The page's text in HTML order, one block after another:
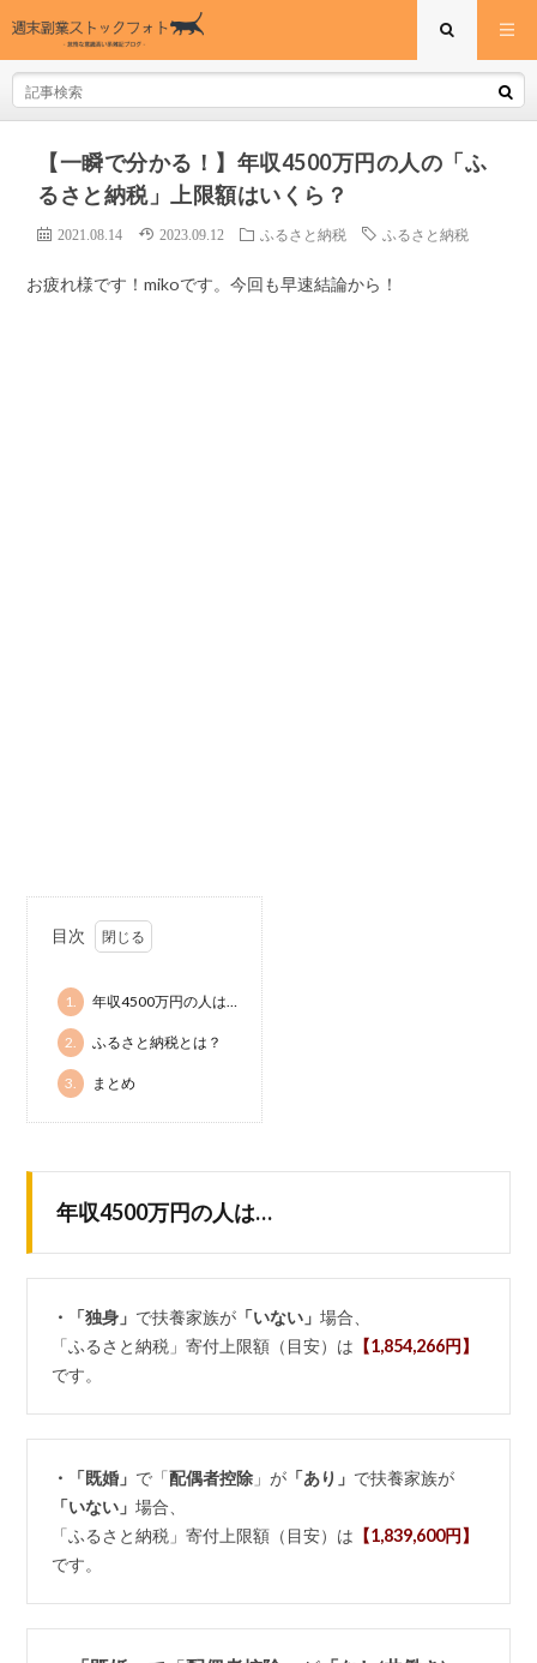
【一瞬で分かる！】年収4500万円の人の「ふ
るさと納税」上限額はいくら？
2021.08.14 2023.09.12 ふるさと納税 ふるさと納税
お疲れ様です！mikoです。今回も早速結論から！
目次
1. 年収4500万円の人は…
2. ふるさと納税とは？
3. まとめ
年収4500万円の人は…
・「独身」 で扶養家族が 「いない」場合、
「ふるさと納税」寄付上限額（目安）は 【1,854,266円】
です。
・「既婚」 で「配偶者控除 」が 「あり」 で扶養家族が
「いない」場合、
「ふるさと納税」寄付上限額（目安）は 【1,839,600円】
です。